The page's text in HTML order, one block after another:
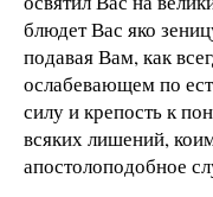
блюдет Вас яко
подавая Вам, как
ослабевающем по
силу и крепость к
всяких лишений,
апостолоподобное